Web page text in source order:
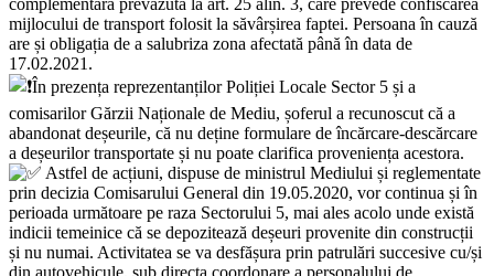
complementară prevăzută la art. 25 alin. 3, care prevede confiscarea
mijlocului de transport folosit la săvârșirea faptei. Persoana în cauză
are și obligația de a salubriza zona afectată până în data de
17.02.2021.
În prezența reprezentanților Poliției Locale Sector 5 și a
comisarilor Gărzii Naționale de Mediu, șoferul a recunoscut că a
abandonat deșeurile, că nu deține formulare de încărcare-descărcare
a deșeurilor transportate și nu poate clarifica proveniența acestora.
Astfel de acțiuni, dispuse de ministrul Mediului și reglementate
prin decizia Comisarului General din 19.05.2020, vor continua și în
perioada următoare pe raza Sectorului 5, mai ales acolo unde există
indicii temeinice că se depozitează deșeuri provenite din construcții
și nu numai. Activitatea se va desfășura prin patrulări succesive cu/și